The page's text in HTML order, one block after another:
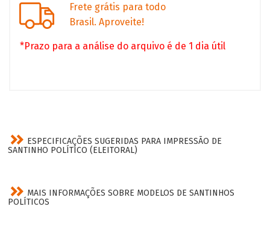
Frete grátis para todo
Brasil. Aproveite!
*Prazo para a análise do arquivo é de 1 dia útil
ESPECIFICAÇÕES SUGERIDAS PARA IMPRESSÃO DE
SANTINHO POLÍTICO (ELEITORAL)
MAIS INFORMAÇÕES SOBRE MODELOS DE SANTINHOS
POLÍTICOS